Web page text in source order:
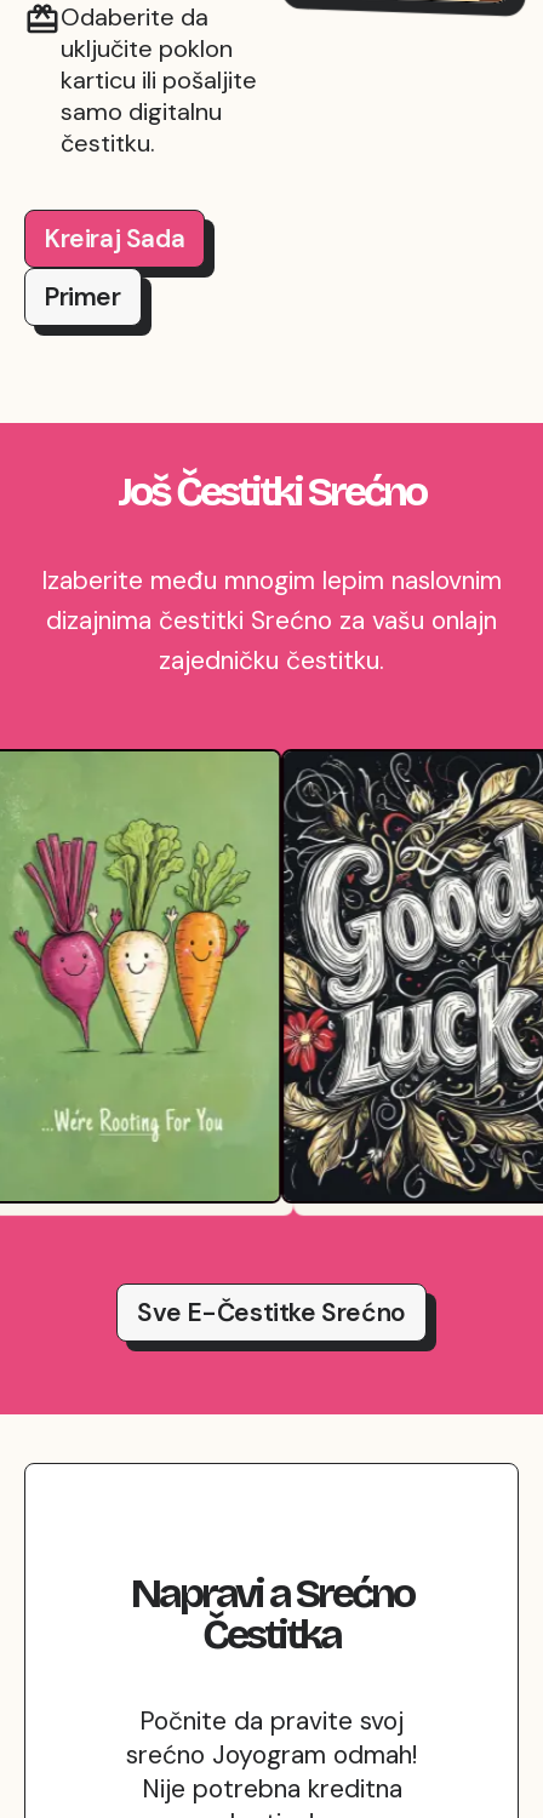
Odaberite da
uključite poklon
karticu ili pošaljite
samo digitalnu
čestitku.
Kreiraj Sada
Primer
Još Čestitki Srećno
Izaberite među mnogim lepim naslovnim
dizajnima čestitki Srećno za vašu onlajn
zajedničku čestitku.
Sve E-Čestitke Srećno
NapraviaSrećno
Čestitka
Počnite da pravite svoj
srećno Joyogram odmah!
Nije potrebna kreditna